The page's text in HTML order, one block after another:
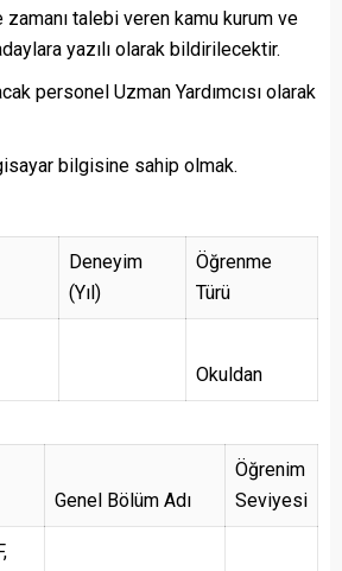
zamanı talebi veren kamu kurum ve
yazılı olarak bildirilecektir.
personel Uzman Yardımcısı olarak
bilgisine sahip olmak.
Deneyim
(Yıl)
Öğrenme
Türü
Okuldan
Genel Bölüm Adı
Öğrenim
Seviyesi